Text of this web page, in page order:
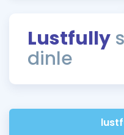
Rehberlik Aracı
ÖSYM Sınav Takvimi
Lustfully
dinle